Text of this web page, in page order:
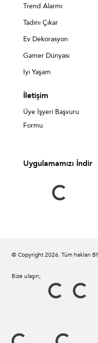
Trend Alarmı
Tadını Çıkar
Ev Dekorasyon
Gamer Dünyası
İyi Yaşam
İletişim
Üye İşyeri Başvuru
Formu
Uygulamamızı İndir
© Copyright2026. Tüm hakları
Bize ulaşın;